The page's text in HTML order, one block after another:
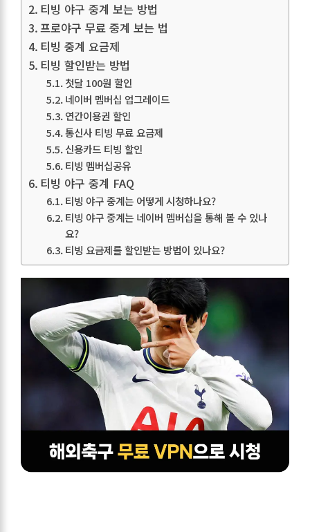
티빙 야구 중계 보는 방법
프로야구 무료 중계 보는 법
티빙 중계 요금제
티빙 할인받는 방법
첫달 100원 할인
네이버 멤버십 업그레이드
연간이용권 할인
통신사 티빙 무료 요금제
신용카드 티빙 할인
티빙 멤버십공유
티빙 야구 중계 FAQ
티빙 야구 중계는 어떻게 시청하나요?
티빙 야구 중계는 네이버 멤버십을 통해 볼 수 있나
요?
티빙 요금제를 할인받는 방법이 있나요?